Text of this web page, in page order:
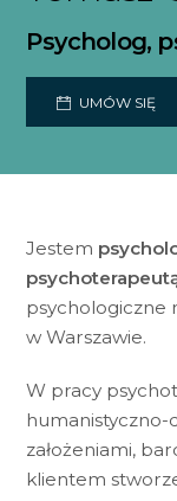
Psycholog,
UMÓW SIĘ
Jestem
psychologiczne
w Warszawie.
W pracy
humanistyczno-
założeniami,
klientem